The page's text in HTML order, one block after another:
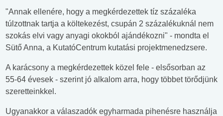
"Annak ellenére, hogy a megkérdezettek tíz százaléka
túlzottnak tartja a költekezést, csupán 2 százalékuknál nem
szokás elvi vagy anyagi okokból ajándékozni" - mondta el
Sütő Anna, a KutatóCentrum kutatási projektmenedzsere.
A karácsony a megkérdezettek közel fele - elsősorban az
55-64 évesek - szerint jó alkalom arra, hogy többet törődjünk
szeretteinkkel.
Ugyanakkor a válaszadók egyharmada pihenésre használja